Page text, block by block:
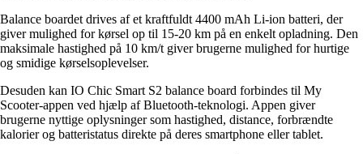
Balance boardet drives af et kraftfuldt 4400 mAh Li-ion batteri, der
giver mulighed for kørsel op til 15-20 km på en enkelt opladning. Den
maksimale hastighed på 10 km/t giver brugerne mulighed for hurtige
og smidige kørselsoplevelser.
Desuden kan IO Chic Smart S2 balance board forbindes til My
Scooter-appen ved hjælp af Bluetooth-teknologi. Appen giver
brugerne nyttige oplysninger som hastighed, distance, forbrændte
kalorier og batteristatus direkte på deres smartphone eller tablet.